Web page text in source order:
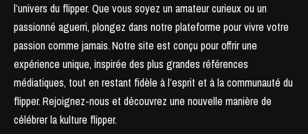
l’univers du flipper. Que vous soyez un amateur curieux ou un
passionné aguerri, plongez dans notre plateforme pour vivre votre
passion comme jamais.Notre site est conçu pour offrir une
expérience unique, inspirée des plus grandes références
médiatiques, tout en restant fidèle à l’esprit et à la communauté du
flipper.Rejoignez-nous et découvrez une nouvelle manière de
célébrer la kulture flipper.